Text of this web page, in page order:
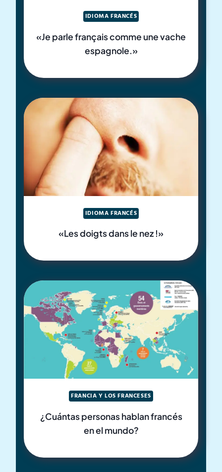
IDIOMA FRANCÉS
«Je parle français comme une vache
espagnole.»
IDIOMA FRANCÉS
«Les doigts dans le nez !»
FRANCIA Y LOS FRANCESES
¿Cuántas personas hablan francés
en el mundo?